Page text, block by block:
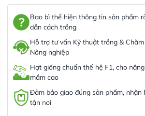
Bao bì thể hiện thông tin sản phẩm
dẫn cách trồng
Hỗ trợ tư vấn Kỹ thuật trồng &
Nông nghiệp
Hạt giống chuẩn thế hệ F1, cho
mầm cao
Đảm bảo giao đúng sản phẩm, nhận
tận nơi